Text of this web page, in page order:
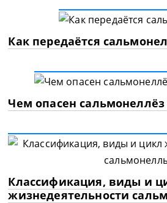
Как передаётся
Чем опасен
Классификация, виды и
жизнедеятельности